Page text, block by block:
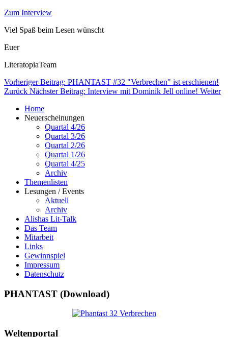
Zum Interview
Viel Spaß beim Lesen wünscht
Euer
LiteratopiaTeam
Vorheriger Beitrag: PHANTAST #32 "Verbrechen" ist erschienen!
Zurück Nächster Beitrag: Interview mit Dominik Jell online! Weiter
Home
Neuerscheinungen
Quartal 4/26
Quartal 3/26
Quartal 2/26
Quartal 1/26
Quartal 4/25
Archiv
Themenlisten
Lesungen / Events
Aktuell
Archiv
Alishas Lit-Talk
Das Team
Mitarbeit
Links
Gewinnspiel
Impressum
Datenschutz
PHANTAST (Download)
Weltenportal